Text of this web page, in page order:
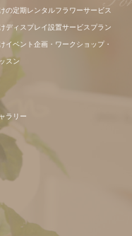
の定期レンタルフラワーサービス
ディスプレイ設置サービスプラン
イベント企画・ワークショップ・
スン
ラリー